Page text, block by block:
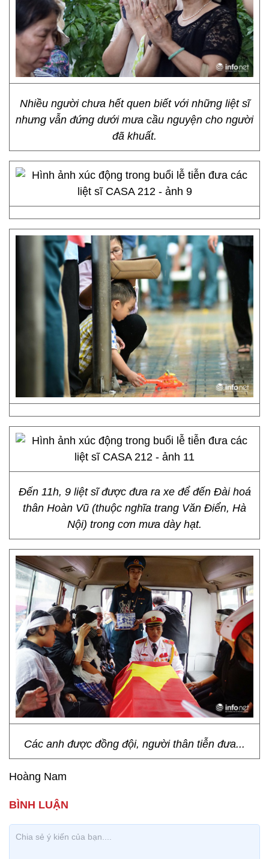
Nhiều người chưa hết quen biết với những liệt sĩ
nhưng vẫn đứng dưới mưa cầu nguyện cho người
đã khuất.
Đến 11h, 9 liệt sĩ được đưa ra xe để đến Đài hoá
thân Hoàn Vũ (thuộc nghĩa trang Văn Điển, Hà
Nội) trong cơn mưa dày hạt.
Các anh được đồng đội, người thân tiễn đưa...
Hoàng Nam